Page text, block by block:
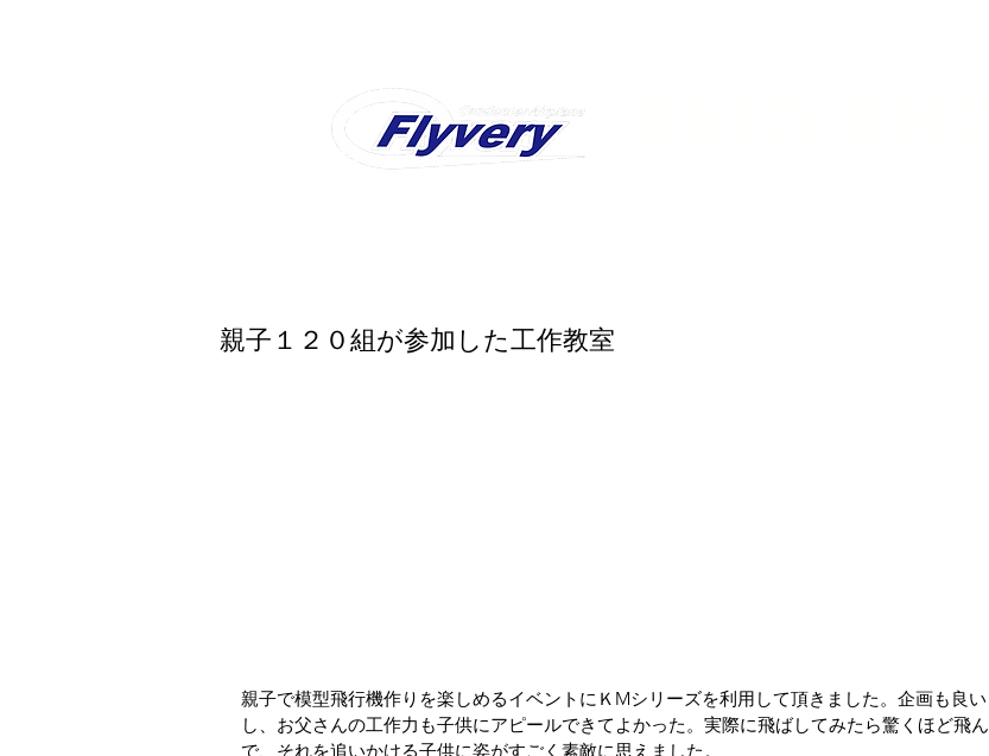
親子１２０組が参加した工作教室
親子で模型飛行機作りを楽しめるイベントにＫMシリーズを利用して頂きました。企画も良い
し、お父さんの工作力も子供にアピールできてよかった。実際に飛ばしてみたら驚くほど飛ん
で、それを追いかける子供に姿がすごく素敵に思えました。